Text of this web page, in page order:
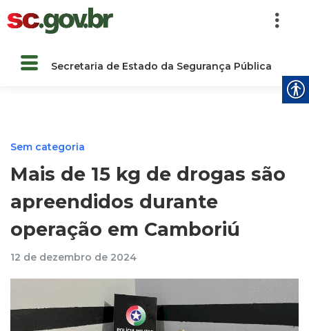
Secretaria de Estado da Segurança Pública
Sem categoria
Mais de 15 kg de drogas são
apreendidos durante
operação em Camboriú
12 de dezembro de 2024